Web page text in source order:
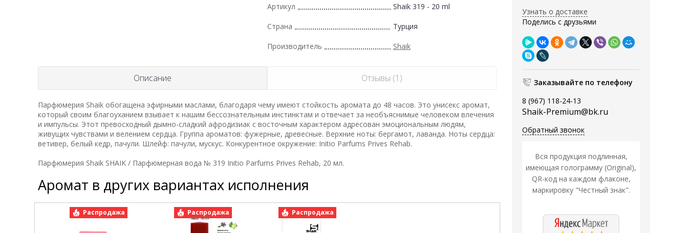
Узнать о доставке
Поделись с друзьями
Заказывайте по телефону
8 (967) 118-24-13
Shaik-Premium@bk.ru
Обратный звонок
Вся продукция подлинная,
имеющая голограмму (Original),
QR-код на каждом флаконе,
маркировку "Честный знак".
Артикул Shaik 319 - 20 ml
Страна Турция
Производитель Shaik
Описание Отзывы (1)
Парфюмерия Shaik обогащена эфирными маслами, благодаря чему имеют стойкость аромата до 48 часов. Это унисекс аромат,
который своим благоуханием взывает к нашим бессознательным инстинктам и отвечает за необъяснимые человеком влечения
и импульсы. Этот превосходный дымно-сладкий афродизиак с восточным характером адресован эмоциональным людям,
живущих чувствами и велением сердца. Группа ароматов: фужерные, древесные. Верхние ноты: бергамот, лаванда. Ноты сердца:
ветивер, белый кедр, пачули. Шлейф: пачули, мускус. Конкурентное окружение: Initio Parfums Prives Rehab.
Парфюмерия Shaik SHAIK / Парфюмерная вода № 319 Initio Parfums Prives Rehab, 20 мл.
Аромат в других вариантах исполнения
Распродажа Распродажа Распродажа